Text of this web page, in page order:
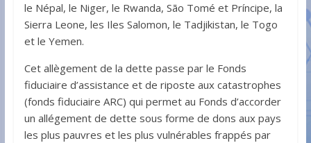
le Népal, le Niger, le Rwanda, São Tomé et Príncipe, la
Sierra Leone, les Iles Salomon, le Tadjikistan, le Togo
et le Yemen.
Cet allègement de la dette passe par le Fonds
fiduciaire d’assistance et de riposte aux catastrophes
(fonds fiduciaire ARC) qui permet au Fonds d’accorder
un allégement de dette sous forme de dons aux pays
les plus pauvres et les plus vulnérables frappés par